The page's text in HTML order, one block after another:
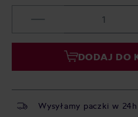
DODAJ DO
Wysyłamy paczki w 24h